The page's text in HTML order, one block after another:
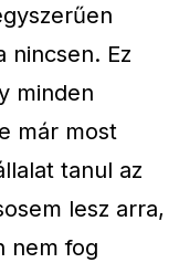
nincsen. Ez
minden
már most
tanul az
lesz arra,
nem fog